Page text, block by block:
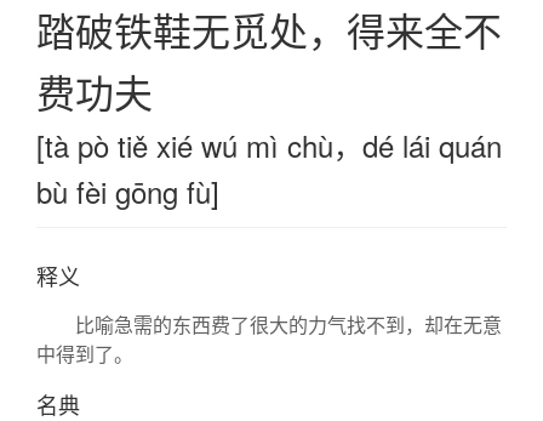
踏破铁鞋无觅处，得来全不
费功夫
[tà pò tiě xié wú mì chù，dé lái quán
bù fèi gōng fù]
释义
比喻急需的东西费了很大的力气找不到，却在无意
中得到了。
名典